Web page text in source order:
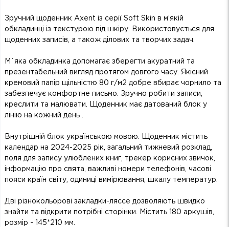
Зручний щоденник Axent із серії Soft Skin в м’якій
обкладинці із текстурою під шкіру. Використовується для
щоденних записів, а також ділових та творчих задач.
М`яка обкладинка допомагає зберегти акуратний та
презентабельний вигляд протягом довгого часу. Якісний
кремовий папір щільністю 80 г/м2 добре вбирає чорнило та
забезпечує комфортне письмо. Зручно робити записи,
креслити та малювати. Щоденник має датований блок у
лінію на кожний день .
Внутрішній блок українською мовою. Щоденник містить
календар на 2024-2025 рік, загальний тижневий розклад,
поля для запису улюблених книг, трекер корисних звичок,
інформацію про свята, важливі номери телефонів, часові
пояси країн світу, одиниці вимірювання, шкалу температур.
Дві різнокольорові закладки-ляссе дозволяють швидко
знайти та відкрити потрібні сторінки. Містить 180 аркушів,
розмір - 145*210 мм.